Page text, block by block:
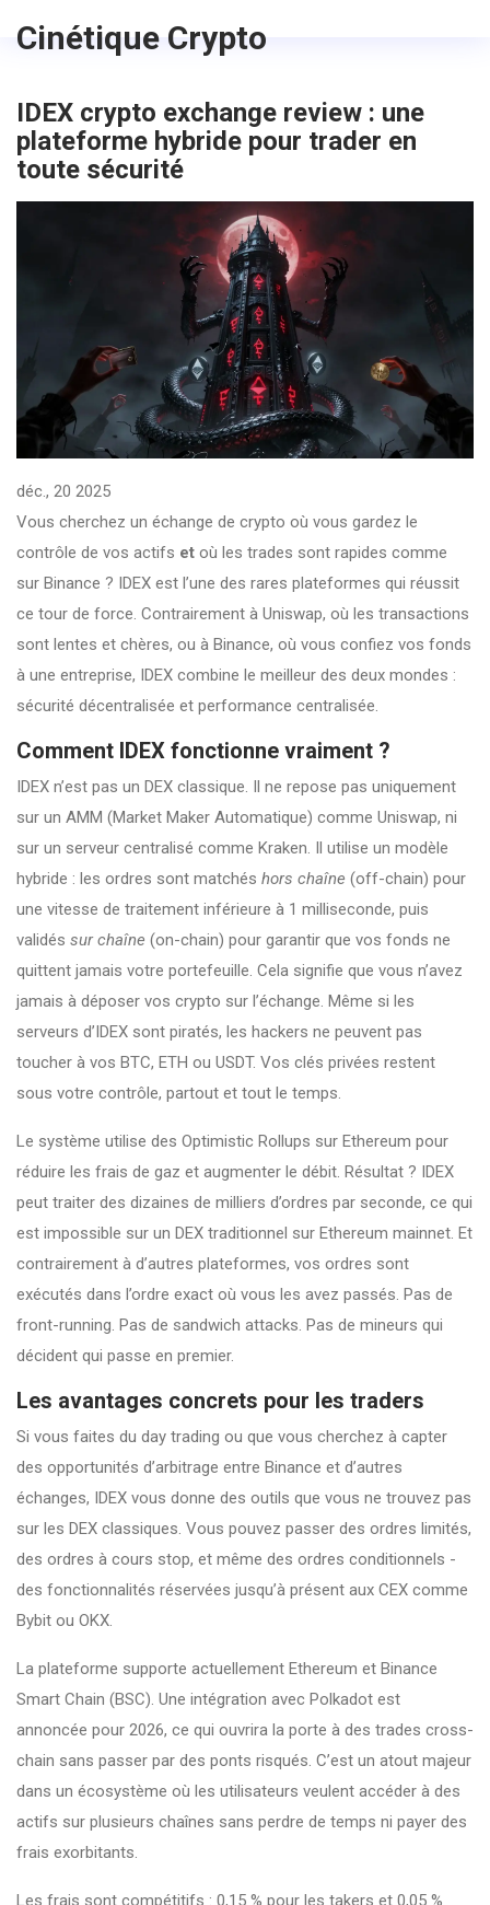
Cinétique Crypto
IDEX crypto exchange review : une
plateforme hybride pour trader en
toute sécurité
déc., 20 2025
Vous cherchez un échange de crypto où vous gardez le
contrôle de vos actifs et où les trades sont rapides comme
sur Binance ? IDEX est l’une des rares plateformes qui réussit
ce tour de force. Contrairement à Uniswap, où les transactions
sont lentes et chères, ou à Binance, où vous confiez vos fonds
à une entreprise, IDEX combine le meilleur des deux mondes :
sécurité décentralisée et performance centralisée.
Comment IDEX fonctionne vraiment ?
IDEX n’est pas un DEX classique. Il ne repose pas uniquement
sur un AMM (Market Maker Automatique) comme Uniswap, ni
sur un serveur centralisé comme Kraken. Il utilise un modèle
hybride : les ordres sont matchés hors chaîne (off-chain) pour
une vitesse de traitement inférieure à 1 milliseconde, puis
validés sur chaîne (on-chain) pour garantir que vos fonds ne
quittent jamais votre portefeuille. Cela signifie que vous n’avez
jamais à déposer vos crypto sur l’échange. Même si les
serveurs d’IDEX sont piratés, les hackers ne peuvent pas
toucher à vos BTC, ETH ou USDT. Vos clés privées restent
sous votre contrôle, partout et tout le temps.
Le système utilise des Optimistic Rollups sur Ethereum pour
réduire les frais de gaz et augmenter le débit. Résultat ? IDEX
peut traiter des dizaines de milliers d’ordres par seconde, ce qui
est impossible sur un DEX traditionnel sur Ethereum mainnet. Et
contrairement à d’autres plateformes, vos ordres sont
exécutés dans l’ordre exact où vous les avez passés. Pas de
front-running. Pas de sandwich attacks. Pas de mineurs qui
décident qui passe en premier.
Les avantages concrets pour les traders
Si vous faites du day trading ou que vous cherchez à capter
des opportunités d’arbitrage entre Binance et d’autres
échanges, IDEX vous donne des outils que vous ne trouvez pas
sur les DEX classiques. Vous pouvez passer des ordres limités,
des ordres à cours stop, et même des ordres conditionnels -
des fonctionnalités réservées jusqu’à présent aux CEX comme
Bybit ou OKX.
La plateforme supporte actuellement Ethereum et Binance
Smart Chain (BSC). Une intégration avec Polkadot est
annoncée pour 2026, ce qui ouvrira la porte à des trades cross-
chain sans passer par des ponts risqués. C’est un atout majeur
dans un écosystème où les utilisateurs veulent accéder à des
actifs sur plusieurs chaînes sans perdre de temps ni payer des
frais exorbitants.
Les frais sont compétitifs : 0,15 % pour les takers et 0,05 %